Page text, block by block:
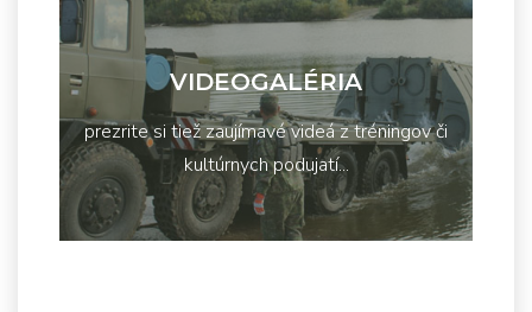
VIDEOGALÉRIA
prezrite si tiež zaujímavé videá z tréningov či
kultúrnych podujatí...